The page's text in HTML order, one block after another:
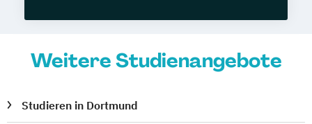
Weitere Studienangebote
Studieren in Dortmund